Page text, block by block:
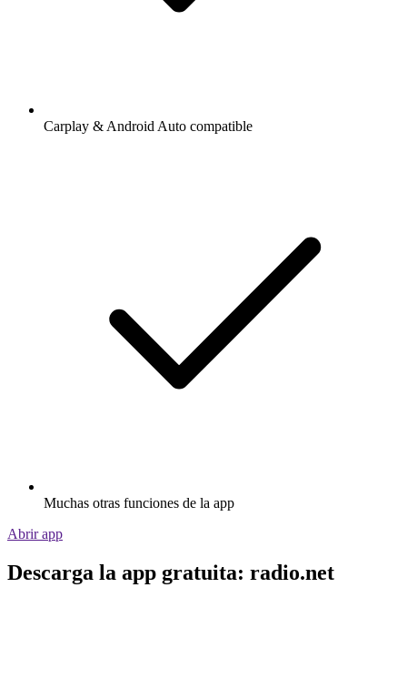
Carplay & Android Auto compatible
Muchas otras funciones de la app
Abrir app
Descarga la app gratuita: radio.net